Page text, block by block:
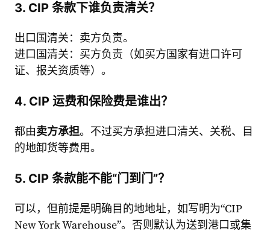
3. CIP 条款下谁负责清关？
出口国清关：卖方负责。
进口国清关：买方负责（如买方国家有进口许可
证、报关资质等）。
4. CIP 运费和保险费是谁出？
都由卖方承担。不过买方承担进口清关、关税、目
的地卸货等费用。
5. CIP 条款能不能“门到门”？
可以，但前提是明确目的地地址，如写明为“CIP
New York Warehouse”。否则默认为送到港口或集